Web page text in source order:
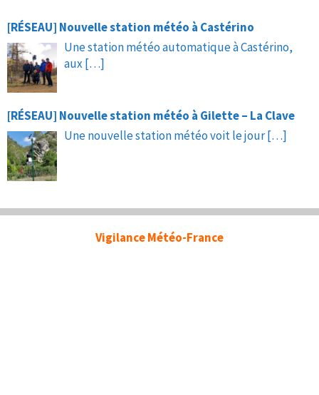
[RÉSEAU] Nouvelle station météo à Castérino
Une station météo automatique à Castérino,
aux […]
[RÉSEAU] Nouvelle station météo à Gilette – La Clave
Une nouvelle station météo voit le jour[…]
Vigilance Météo-France